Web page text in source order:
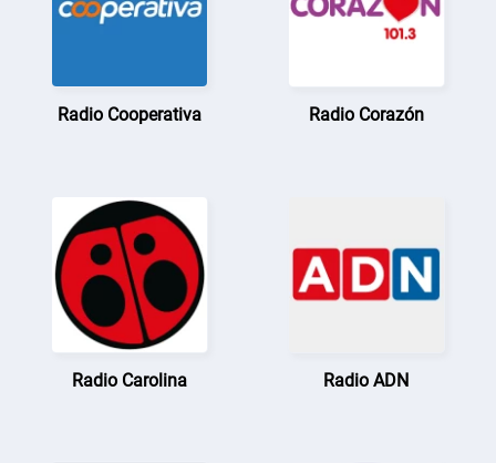
Radio Cooperativa Radio Corazón
Radio Carolina Radio ADN